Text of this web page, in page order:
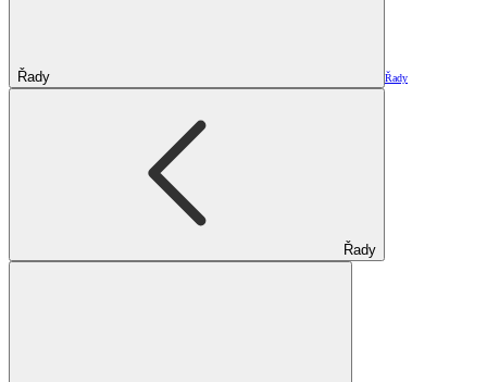
Řady Řady
Řady